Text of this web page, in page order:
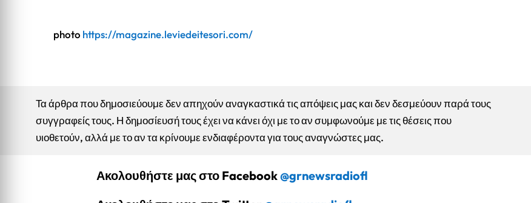
photo https://magazine.leviedeitesori.com/
Τα άρθρα που δημοσιεύουμε δεν απηχούν αναγκαστικά τις απόψεις μας και δεν δεσμεύουν παρά τους
συγγραφείς τους. Η δημοσίευσή τους έχει να κάνει όχι με το αν συμφωνούμε με τις θέσεις που
υιοθετούν, αλλά με το αν τα κρίνουμε ενδιαφέροντα για τους αναγνώστες μας.
Ακολουθήστε μας στο Facebook@grnewsradiofl